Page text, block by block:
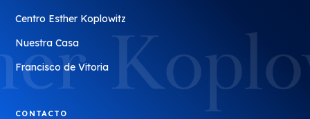
Centro Esther Koplowitz
Nuestra Casa
Francisco de Vitoria
CONTACTO